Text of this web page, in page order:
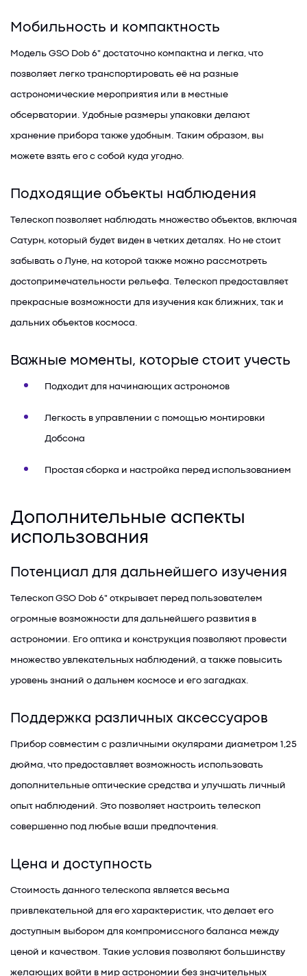
Мобильность и компактность
Модель GSO Dob 6" достаточно компактна и легка, что
позволяет легко транспортировать её на разные
астрономические мероприятия или в местные
обсерватории. Удобные размеры упаковки делают
хранение прибора также удобным. Таким образом, вы
можете взять его с собой куда угодно.
Подходящие объекты наблюдения
Телескоп позволяет наблюдать множество объектов, включая
Сатурн, который будет виден в четких деталях. Но не стоит
забывать о Луне, на которой также можно рассмотреть
достопримечательности рельефа. Телескоп предоставляет
прекрасные возможности для изучения как ближних, так и
дальних объектов космоса.
Важные моменты, которые стоит учесть
Подходит для начинающих астрономов
Легкость в управлении с помощью монтировки
Добсона
Простая сборка и настройка перед использованием
Дополнительные аспекты
использования
Потенциал для дальнейшего изучения
Телескоп GSO Dob 6" открывает перед пользователем
огромные возможности для дальнейшего развития в
астрономии. Его оптика и конструкция позволяют провести
множество увлекательных наблюдений, а также повысить
уровень знаний о дальнем космосе и его загадках.
Поддержка различных аксессуаров
Прибор совместим с различными окулярами диаметром 1,25
дюйма, что предоставляет возможность использовать
дополнительные оптические средства и улучшать личный
опыт наблюдений. Это позволяет настроить телескоп
совершенно под любые ваши предпочтения.
Цена и доступность
Стоимость данного телескопа является весьма
привлекательной для его характеристик, что делает его
доступным выбором для компромиссного баланса между
ценой и качеством. Такие условия позволяют большинству
желающих войти в мир астрономии без значительных